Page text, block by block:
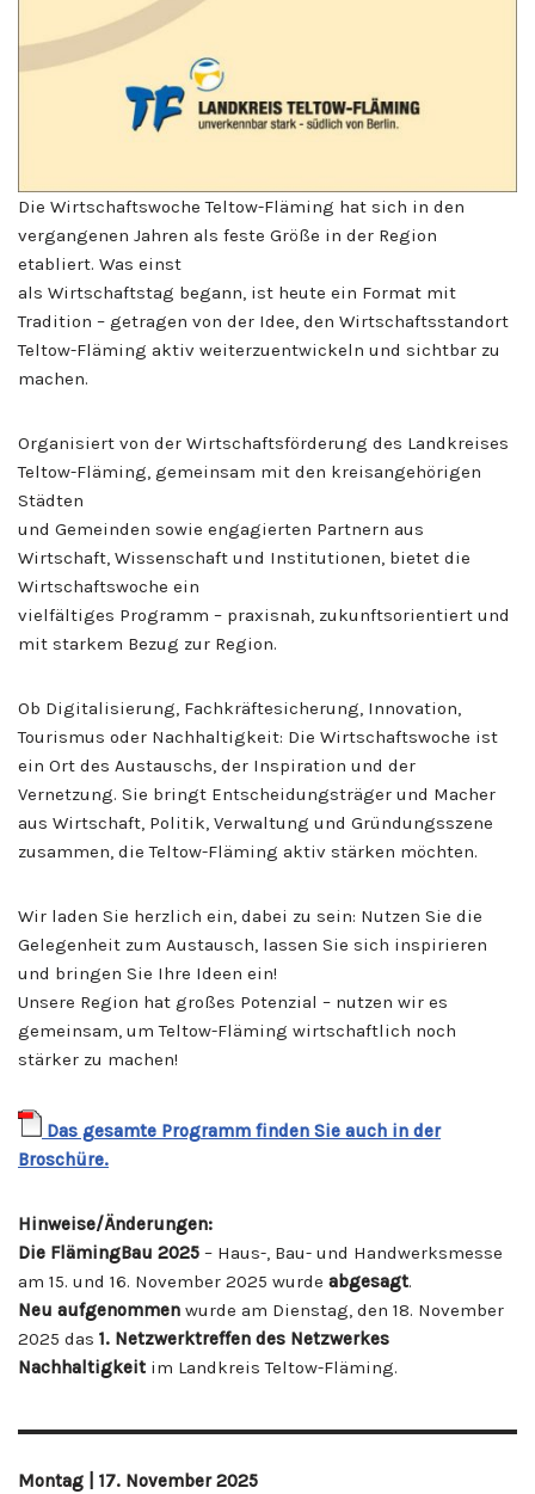
Die Wirtschaftswoche Teltow-Fläming hat sich in den
vergangenen Jahren als feste Größe in der Region
etabliert. Was einst
als Wirtschaftstag begann, ist heute ein Format mit
Tradition – getragen von der Idee, den Wirtschaftsstandort
Teltow-Fläming aktiv weiterzuentwickeln und sichtbar zu
machen.
Organisiert von der Wirtschaftsförderung des Landkreises
Teltow-Fläming, gemeinsam mit den kreisangehörigen
Städten
und Gemeinden sowie engagierten Partnern aus
Wirtschaft, Wissenschaft und Institutionen, bietet die
Wirtschaftswoche ein
vielfältiges Programm – praxisnah, zukunftsorientiert und
mit starkem Bezug zur Region.
Ob Digitalisierung, Fachkräftesicherung, Innovation,
Tourismus oder Nachhaltigkeit: Die Wirtschaftswoche ist
ein Ort des Austauschs, der Inspiration und der
Vernetzung. Sie bringt Entscheidungsträger und Macher
aus Wirtschaft, Politik, Verwaltung und Gründungsszene
zusammen, die Teltow-Fläming aktiv stärken möchten.
Wir laden Sie herzlich ein, dabei zu sein: Nutzen Sie die
Gelegenheit zum Austausch, lassen Sie sich inspirieren
und bringen Sie Ihre Ideen ein!
Unsere Region hat großes Potenzial – nutzen wir es
gemeinsam, um Teltow-Fläming wirtschaftlich noch
stärker zu machen!
Das gesamte Programm finden Sie auch in der
Broschüre.
Hinweise/Änderungen:
Die FlämingBau 2025 – Haus-, Bau- und Handwerksmesse
am 15. und 16. November 2025 wurde abgesagt.
Neu aufgenommen wurde am Dienstag, den 18. November
2025 das 1. Netzwerktreffen des Netzwerkes
Nachhaltigkeit im Landkreis Teltow-Fläming.
Montag | 17. November 2025